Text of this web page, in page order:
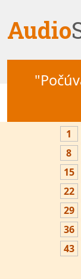
Audio
1
8
15
22
29
36
43